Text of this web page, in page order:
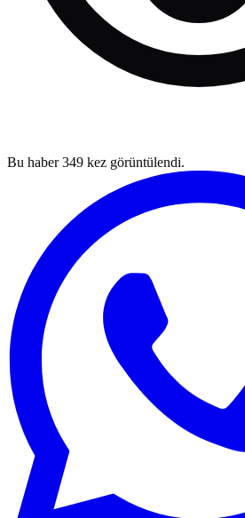
Bu haber349 kez görüntülendi.